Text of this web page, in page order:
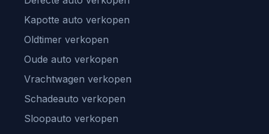
Kapotte auto verkopen
Oldtimer verkopen
Oude auto verkopen
Vrachtwagen verkopen
Schadeauto verkopen
Sloopauto verkopen